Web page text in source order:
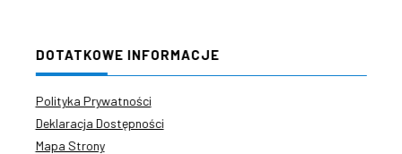
DOTATKOWE INFORMACJE
Polityka Prywatności
Deklaracja Dostępności
Mapa Strony